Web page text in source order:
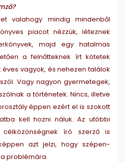
mindig mindenből
piacot nézzük, léteznek
majd egy hatalmas
a felnőtteknek írt kötetek
vagyok, és nehezen találok
Vagy nagyon gyermetegek,
a történetek. Nincs, illetve
éppen ezért el is szokott
kell hozni náluk. Az utóbbi
író szerző is
azt jelzi, hogy szépen-
problémára.